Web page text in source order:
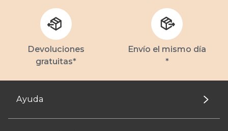
Devoluciones
gratuitas*
Envío el mismo día
*
Ayuda